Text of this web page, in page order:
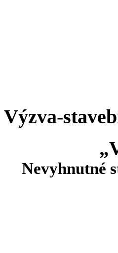
Výzva-
Nevyhnutné